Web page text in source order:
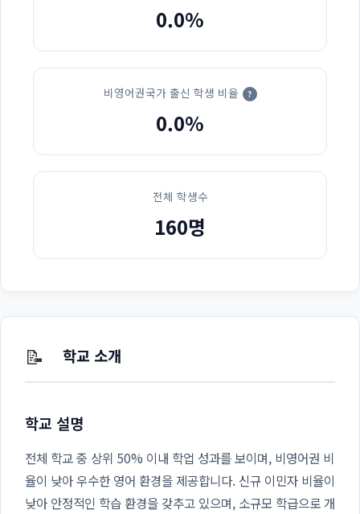
0.0%
비영어권국가 출신 학생 비율 ?
0.0%
전체 학생수
160명
📝 학교 소개
학교 설명
전체 학교 중 상위 50% 이내 학업 성과를 보이며, 비영어권 비
율이 낮아 우수한 영어 환경을 제공합니다. 신규 이민자 비율이
낮아 안정적인 학습 환경을 갖추고 있으며, 소규모 학급으로 개